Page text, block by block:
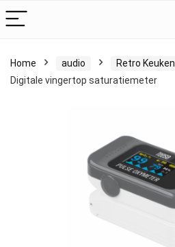
Home audio Retro Keuken
Digitale vingertop saturatiemeter